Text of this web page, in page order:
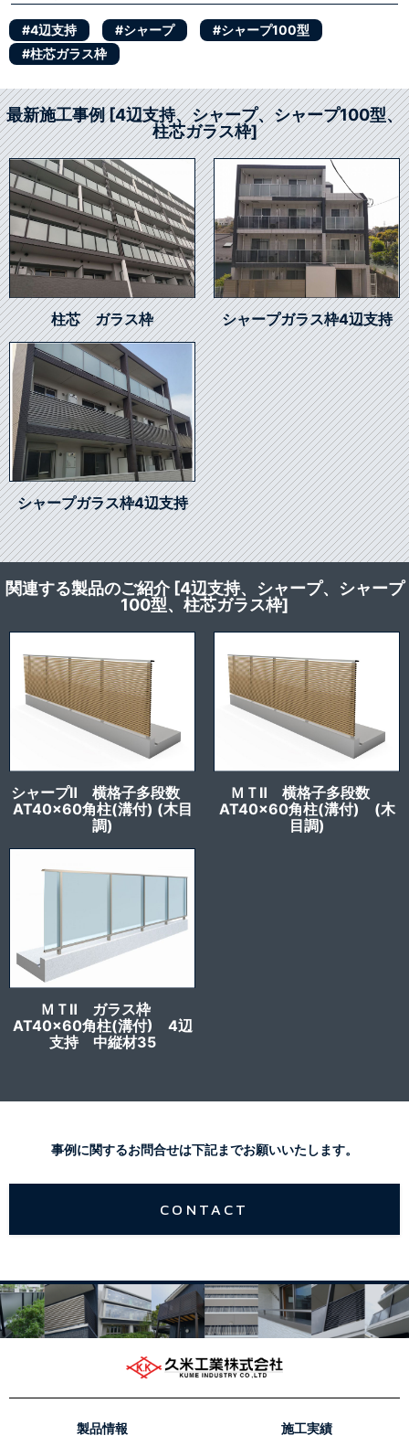
#4辺支持 #シャープ
#シャープ100型
#柱芯ガラス枠
最新施工事例 [4辺支持、シャープ、シャープ100型、
柱芯ガラス枠]
柱芯 ガラス枠 シャープガラス枠4辺支持
シャープガラス枠4辺支持
関連する製品のご紹介 [4辺支持、シャープ、シャープ
100型、柱芯ガラス枠]
シャープⅡ 横格子多段数
AT40x60角柱(溝付) (木目
調)
ＭＴⅡ 横格子多段数
AT40x60角柱(溝付) (木
目調)
ＭＴⅡ ガラス枠
AT40x60角柱(溝付) 4辺
支持 中縦材35
事例に関するお問合せは下記までお願いいたします。
CONTACT
製品情報 施工実績